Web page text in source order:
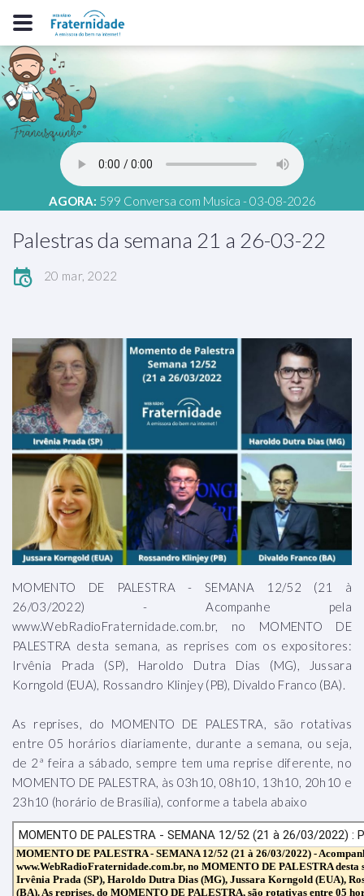
AGORA: 599 Conversa com Musica - 03-08-2026
Palestras da semana 21 a 26-03-22
20 mar, 2022
MOMENTO DE PALESTRA - SEMANA 12/52 (21 à
26/03/2022) - Acompanhe pela
www.WebRadioFraternidade.com.br, no MOMENTO DE
PALESTRA desta semana, as reprises com os expositores:
Irvênia Prada (SP), Haroldo Dutra Dias (MG), Jussara
Korngold (EUA), Rossandro Klinjey (PB), Divaldo Franco (BA).
As reprises, do MOMENTO DE PALESTRA, são rotativas
entre 05 horários diariamente, durante a semana, ou seja,
de 2ª feira a sábado, sempre tem uma reprise diferente, no
MOMENTO DE PALESTRA, às 03h10, 08h10, 13h10, 20h10 e
23h10 (horário de Brasília), conforme a tabela abaixo